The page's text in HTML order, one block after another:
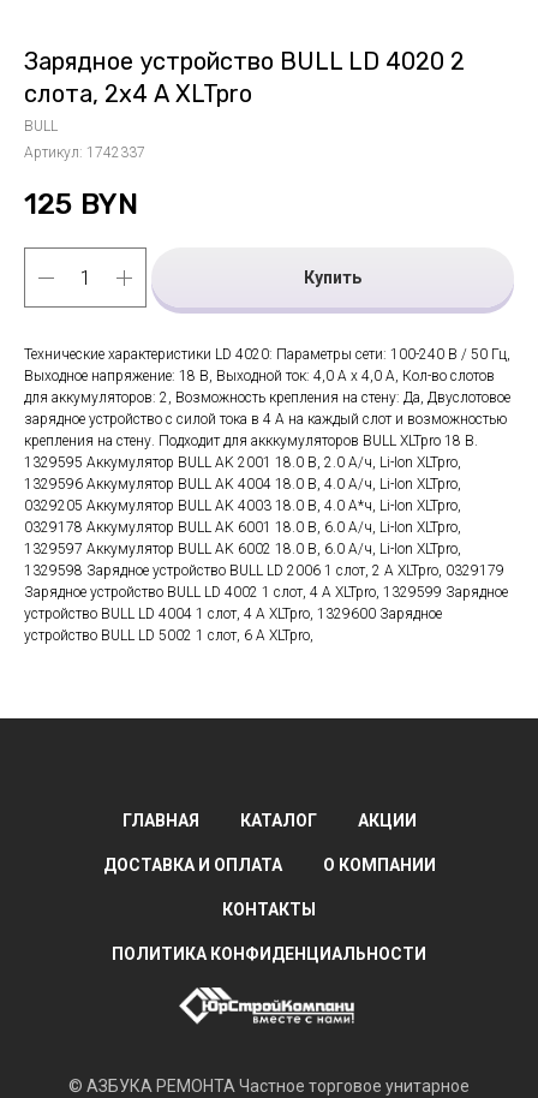
Зарядное устройство BULL LD 4020 2
слота, 2х4 А XLTpro
BULL
Артикул: 1742337
125 BYN
Купить
Технические характеристики LD 4020: Параметры сети: 100-240 В / 50 Гц,
Выходное напряжение: 18 В, Выходной ток: 4,0 А х 4,0 А, Кол-во слотов
для аккумуляторов: 2, Возможность крепления на стену: Да, Двуслотовое
зарядное устройство с силой тока в 4 А на каждый слот и возможностью
крепления на стену. Подходит для акккумуляторов BULL XLTpro 18 В.
1329595 Аккумулятор BULL AK 2001 18.0 В, 2.0 А/ч, Li-Ion XLTpro,
1329596 Аккумулятор BULL AK 4004 18.0 В, 4.0 А/ч, Li-Ion XLTpro,
0329205 Аккумулятор BULL AK 4003 18.0 В, 4.0 А*ч, Li-Ion XLTpro,
0329178 Аккумулятор BULL AK 6001 18.0 В, 6.0 А/ч, Li-Ion XLTpro,
1329597 Аккумулятор BULL AK 6002 18.0 В, 6.0 А/ч, Li-Ion XLTpro,
1329598 Зарядное устройство BULL LD 2006 1 слот, 2 А XLTpro, 0329179
Зарядное устройство BULL LD 4002 1 слот, 4 А XLTpro, 1329599 Зарядное
устройство BULL LD 4004 1 слот, 4 А XLTpro, 1329600 Зарядное
устройство BULL LD 5002 1 слот, 6 А XLTpro,
ГЛАВНАЯ КАТАЛОГ АКЦИИ
ДОСТАВКА И ОПЛАТА О КОМПАНИИ
КОНТАКТЫ
ПОЛИТИКА КОНФИДЕНЦИАЛЬНОСТИ
© АЗБУКА РЕМОНТА Частное торговое унитарное